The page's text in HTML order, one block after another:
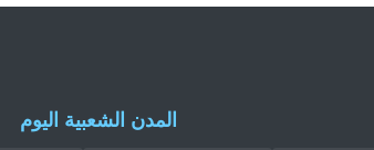
المدن الشعبية اليوم